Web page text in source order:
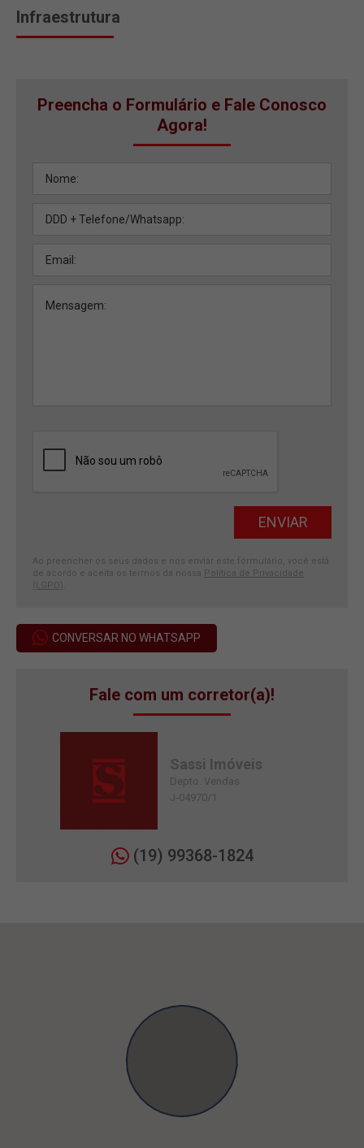
Infraestrutura
Preencha o Formulário e Fale Conosco
Agora!
Ao preencher os seus dados e nos enviar este formulário, você está
de acordo e aceita os termos da nossa Política de Privacidade
(LGPD)
CONVERSAR NO WHATSAPP
Fale com um corretor(a)!
Sassi Imóveis
Depto. Vendas
J-04970/1
(19) 99368-1824